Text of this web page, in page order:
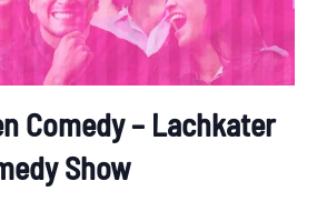
Comedy – Lachkater
Show